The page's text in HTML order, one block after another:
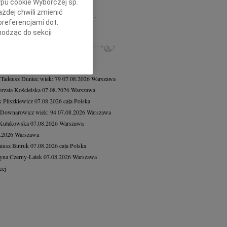
Chodakiewicz 07.08.2026 Warszawa
1 sierpnia 2026 roku w wieku 88 lat...
Duniecwiek: 7907.08.2026Warszawa
Kościelska07.08.2026Warszawa
Pliszkiewicz07.08.2026cała Polska
wiek: 9407.08.2026Warszawa
07.08.2026Warszawa
Warszawa
Butruk 07.08.2026cała Polska
Czerny-Latek 07.08.2026Warszawa
cookie Wyborczej sp.
chwili zmienić
dot.
do sekcji
przeglądarki.
identyfikacji.
pomiar reklam i